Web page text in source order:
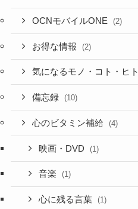
OCNモバイルONE (2)
お得な情報 (2)
気になるモノ・コト・ヒト
備忘録 (10)
心のビタミン補給 (4)
映画・DVD (1)
音楽 (1)
心に残る言葉 (1)